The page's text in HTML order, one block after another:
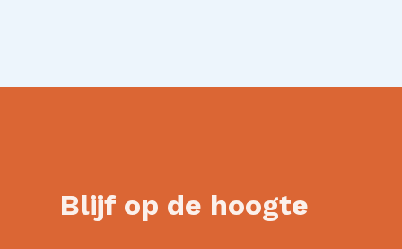
Blijf op de hoogte